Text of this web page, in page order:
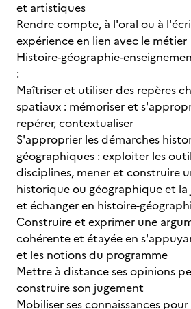
et artistiques
Rendre compte, à l'oral ou à
expérience en lien avec le métier
Histoire-géographie-
:
Maîtriser et utiliser des repères
spatiaux : mémoriser et
repérer, contextualiser
S'approprier les démarches
géographiques : exploiter les
disciplines, mener et construire
historique ou géographique et
et échanger en histoire-
Construire et exprimer une
cohérente et étayée en
et les notions du programme
Mettre à distance ses opinions
construire son jugement
Mobiliser ses connaissances